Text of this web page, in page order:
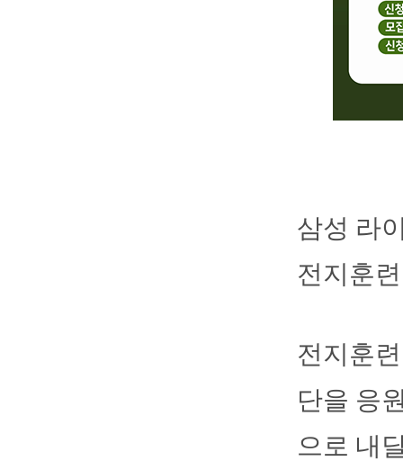
삼성 라
전지훈
전지훈
단을 응
으로 내